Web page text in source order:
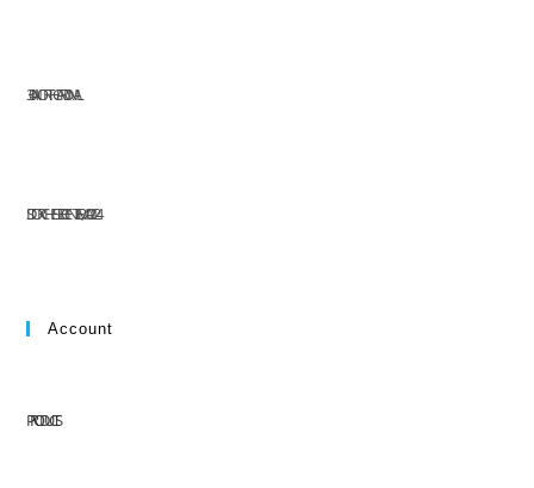
304 NORTH CARDINAL
ST. DORCHESTER CENTER, MA 02124
Account
PRODUCTS